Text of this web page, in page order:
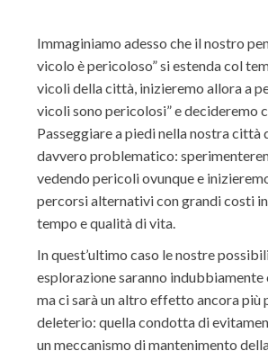
Immaginiamo adesso che il nostro
vicolo è pericoloso” si estenda col
vicoli della città, inizieremo allora a
vicoli sono pericolosi” e decideremo
Passeggiare a piedi nella nostra città
davvero problematico:
vedendo pericoli ovunque e
percorsi alternativi con grandi costi
tempo e qualità di vita.
In quest’ultimo caso le nostre
esplorazione saranno indubbiamente
ma ci sarà un altro effetto ancora più
deleterio: quella condotta di
un meccanismo di mantenimento